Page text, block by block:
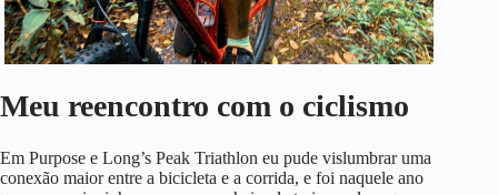
Meu reencontro com o ciclismo
Em Purpose e Long’s Peak Triathlon eu pude vislumbrar uma
conexão maior entre a bicicleta e a corrida, e foi naquele ano